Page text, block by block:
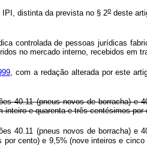
IPI, distinta da prevista no § 2odeste
controlada de pessoas jurídicas
no mercado interno, recebidos em
, com a redação alterada por este
40.11 (pneus novos de borracha) e
e quarenta e três centésimos
40.11 (pneus novos de borracha) e
por cento) e 9,5% (nove inteiros e